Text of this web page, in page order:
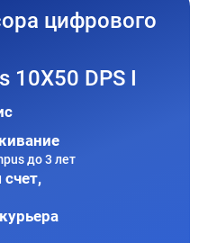
цифрового
10X50 DPS I
до 3 лет